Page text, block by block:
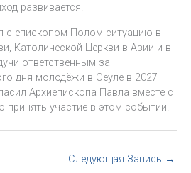
развивается.
с епископом Полом ситуацию в
Католической Церкви в Азии и в
ответственным за
дня молодёжи в Сеуле в 2027
Архиепископа Павла вместе с
участие в этом событии.
Следующая Запись →